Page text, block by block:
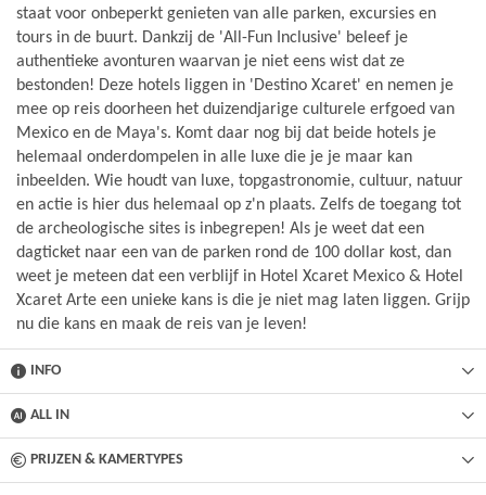
staat voor onbeperkt genieten van alle parken, excursies en
tours in de buurt. Dankzij de 'All-Fun Inclusive' beleef je
authentieke avonturen waarvan je niet eens wist dat ze
bestonden! Deze hotels liggen in 'Destino Xcaret' en nemen je
mee op reis doorheen het duizendjarige culturele erfgoed van
Mexico en de Maya's. Komt daar nog bij dat beide hotels je
helemaal onderdompelen in alle luxe die je je maar kan
inbeelden. Wie houdt van luxe, topgastronomie, cultuur, natuur
en actie is hier dus helemaal op z'n plaats. Zelfs de toegang tot
de archeologische sites is inbegrepen! Als je weet dat een
dagticket naar een van de parken rond de 100 dollar kost, dan
weet je meteen dat een verblijf in Hotel Xcaret Mexico & Hotel
Xcaret Arte een unieke kans is die je niet mag laten liggen. Grijp
nu die kans en maak de reis van je leven!
INFO
ALL IN
PRIJZEN & KAMERTYPES